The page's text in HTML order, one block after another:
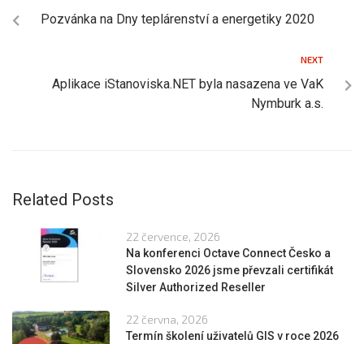
Pozvánka na Dny teplárenství a energetiky 2020
NEXT
Aplikace iStanoviska.NET byla nasazena ve VaK
Nymburk a.s.
Related Posts
22 července, 2026
Na konferenci Octave Connect Česko a
Slovensko 2026 jsme převzali certifikát
Silver Authorized Reseller
22 června, 2026
Termín školení uživatelů GIS v roce 2026